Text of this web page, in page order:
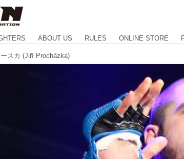
ABOUT US RULES ONLINE STORE
スカ (Jiří Procházka)